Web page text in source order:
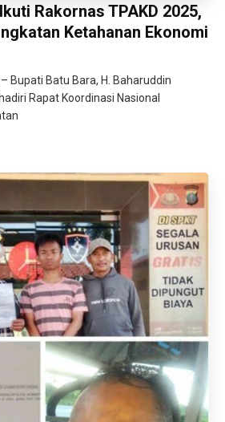
Rakornas TPAKD 2025,
Ketahanan Ekonomi
Bupati Batu Bara, H. Baharuddin
Rapat Koordinasi Nasional